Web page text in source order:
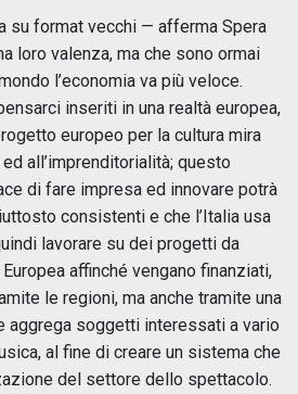
su format vecchi — afferma Spera
loro valenza, ma che sono ormai
l’economia va più veloce.
inseriti in una realtà europea,
europeo per la cultura mira
all’imprenditorialità; questo
di fare impresa ed innovare potrà
consistenti e che l’Italia usa
lavorare su dei progetti da
affinché vengano finanziati,
le regioni, ma anche tramite una
aggrega soggetti interessati a vario
al fine di creare un sistema che
del settore dello spettacolo.